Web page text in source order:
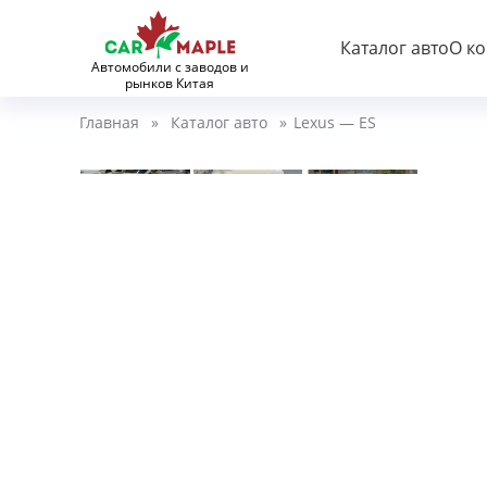
Автомобили с заводов и
рынков Китая
Каталог автоО
Главная » Каталог авто » Lexus — ES